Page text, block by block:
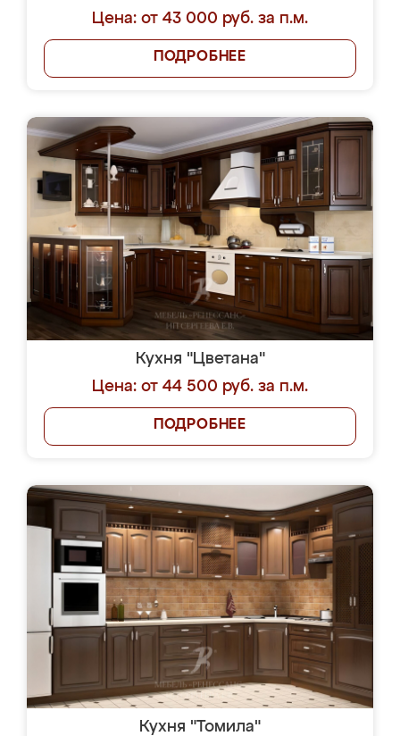
Цена: от 43 000 руб. за п.м.
ПОДРОБНЕЕ
Кухня "Цветана"
Цена: от 44 500 руб. за п.м.
ПОДРОБНЕЕ
Кухня "Томила"